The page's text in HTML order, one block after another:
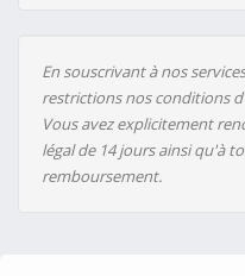
En souscrivant à nos
restrictions nos conditions
Vous avez explicitement
légal de 14 jours ainsi qu'à
remboursement.